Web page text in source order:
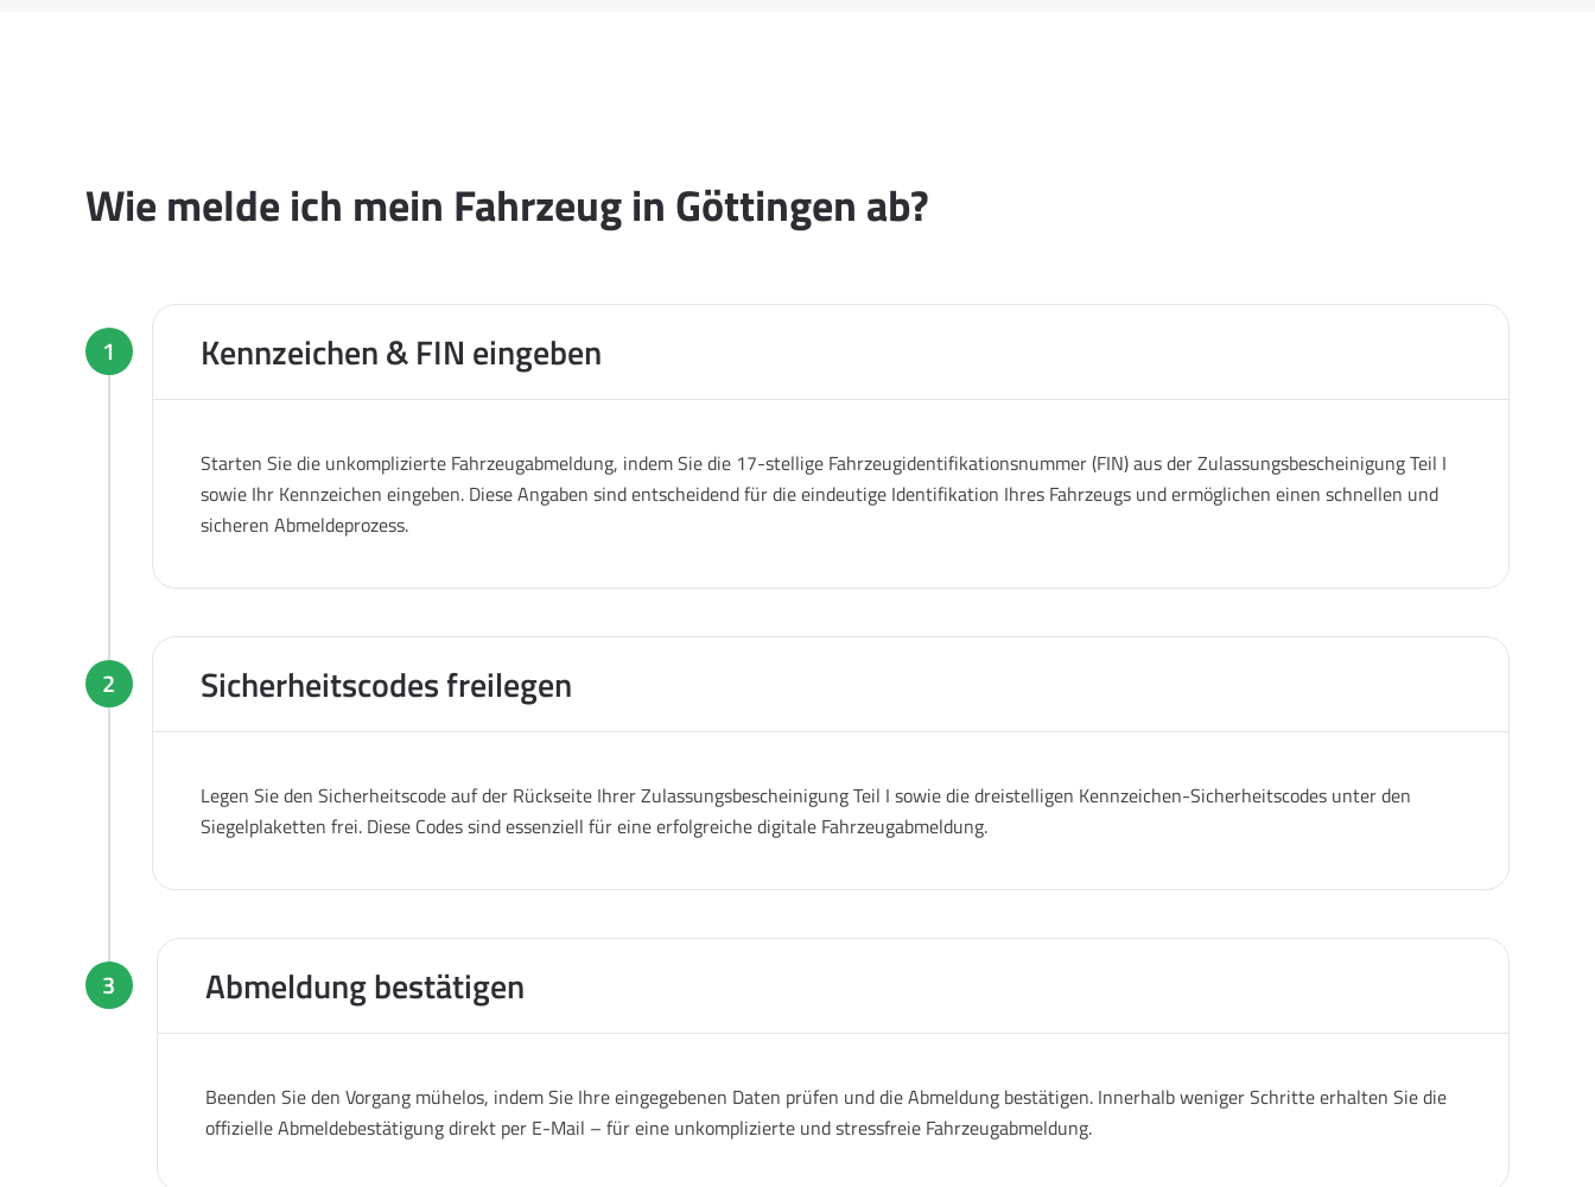
Wie melde ich mein Fahrzeug in Göttingen ab?
1 Kennzeichen & FIN eingeben
Starten Sie die unkomplizierte Fahrzeugabmeldung, indem Sie die 17-stellige Fahrzeugidentifikationsnummer (FIN) aus der Zulassungsbescheinigung Teil I
sowie Ihr Kennzeichen eingeben. Diese Angaben sind entscheidend für die eindeutige Identifikation Ihres Fahrzeugs und ermöglichen einen schnellen und
sicheren Abmeldeprozess.
2 Sicherheitscodes freilegen
Legen Sie den Sicherheitscode auf der Rückseite Ihrer Zulassungsbescheinigung Teil I sowie die dreistelligen Kennzeichen-Sicherheitscodes unter den
Siegelplaketten frei. Diese Codes sind essenziell für eine erfolgreiche digitale Fahrzeugabmeldung.
3 Abmeldung bestätigen
Beenden Sie den Vorgang mühelos, indem Sie Ihre eingegebenen Daten prüfen und die Abmeldung bestätigen. Innerhalb weniger Schritte erhalten Sie die
offizielle Abmeldebestätigung direkt per E-Mail – für eine unkomplizierte und stressfreie Fahrzeugabmeldung.